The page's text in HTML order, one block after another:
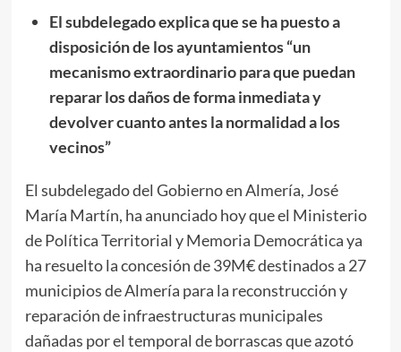
El subdelegado explica que se ha puesto a
disposición de los ayuntamientos “un
mecanismo extraordinario para que puedan
reparar los daños de forma inmediata y
devolver cuanto antes la normalidad a los
vecinos”
El subdelegado del Gobierno en Almería, José
María Martín, ha anunciado hoy que el Ministerio
de Política Territorial y Memoria Democrática ya
ha resuelto la concesión de 39M€ destinados a 27
municipios de Almería para la reconstrucción y
reparación de infraestructuras municipales
dañadas por el temporal de borrascas que azotó